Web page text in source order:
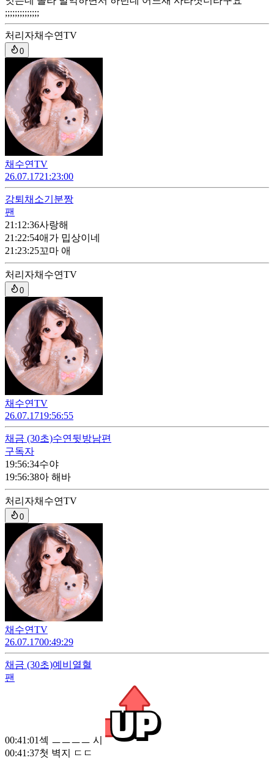
;;;;;;;;;;;;;;
처리자채수연TV
0
채수연TV
26.07.1721:23:00
강퇴 채소기분짱
팬
21:12:36사랑해
21:22:54애가 밉상이네
21:23:25꼬마 애
처리자채수연TV
0
채수연TV
26.07.1719:56:55
채금 (30초)수연뒷방남편
구독자
19:56:34수야
19:56:38아 해바
처리자채수연TV
0
채수연TV
26.07.1700:49:29
채금 (30초)예비열혈
팬
00:41:01섹 ㅡㅡㅡㅡ 시
00:41:37첫 벽지 ㄷㄷ